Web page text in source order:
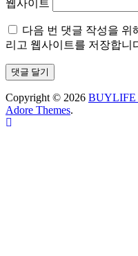
웹사이트
다음 번 댓글 작성을 위
리고 웹사이트를 저장합니
Copyright © 2026 BUYLIFE
Adore Themes.